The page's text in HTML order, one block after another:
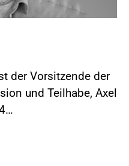
der Vorsitzende der
und Teilhabe, Axel